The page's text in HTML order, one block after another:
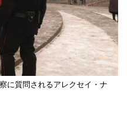
に質問されるアレクセイ・ナ